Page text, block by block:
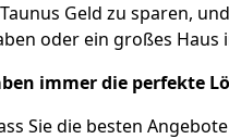
Geld zu sparen,
oder ein großes
immer die perfekte
Sie die besten